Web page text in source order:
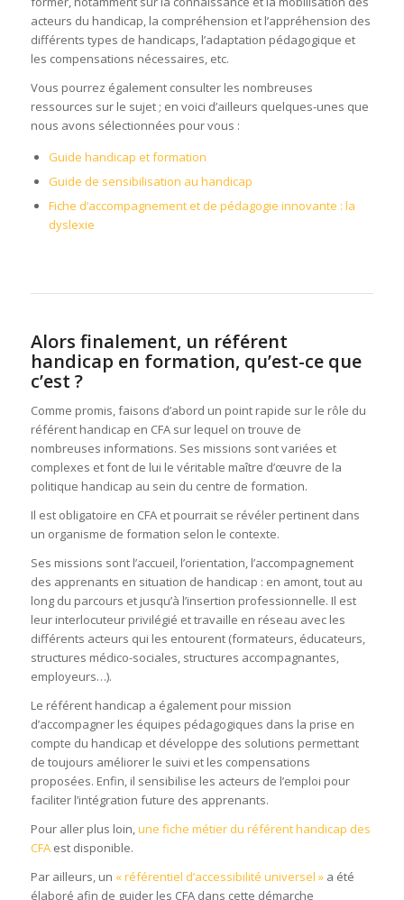
acteurs du handicap, la compréhension et l’appréhension des
différents types de handicaps, l’adaptation pédagogique et
les compensations nécessaires, etc.
Vous pourrez également consulter les nombreuses
ressources sur le sujet ; en voici d’ailleurs quelques-unes que
nous avons sélectionnées pour vous :
Guide handicap et formation
Guide de sensibilisation au handicap
Fiche d’accompagnement et de pédagogie innovante : la
dyslexie
Alors finalement, un référent
handicap en formation, qu’est-ce que
c’est ?
Comme promis, faisons d’abord un point rapide sur le rôle du
référent handicap en CFA sur lequel on trouve de
nombreuses informations. Ses missions sont variées et
complexes et font de lui le véritable maître d’œuvre de la
politique handicap au sein du centre de formation.
Il est obligatoire en CFA et pourrait se révéler pertinent dans
un organisme de formation selon le contexte.
Ses missions sont l’accueil, l’orientation, l’accompagnement
des apprenants en situation de handicap : en amont, tout au
long du parcours et jusqu’à l’insertion professionnelle. Il est
leur interlocuteur privilégié et travaille en réseau avec les
différents acteurs qui les entourent (formateurs, éducateurs,
structures médico-sociales, structures accompagnantes,
employeurs…).
Le référent handicap a également pour mission
d’accompagner les équipes pédagogiques dans la prise en
compte du handicap et développe des solutions permettant
de toujours améliorer le suivi et les compensations
proposées. Enfin, il sensibilise les acteurs de l’emploi pour
faciliter l’intégration future des apprenants.
Pour aller plus loin,une fiche métier du référent handicap des
CFAest disponible.
Par ailleurs, un « référentiel d’accessibilité universel »a été
élaboré afin de guider les CFA dans cette démarche